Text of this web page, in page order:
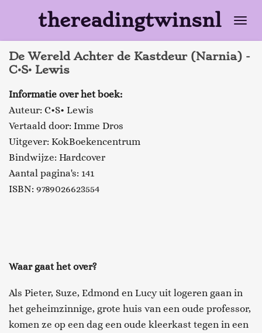
naar
de
hoofdinhoud
thereadingtwinsnl
De Wereld Achter de Kastdeur (Narnia) -
C•S• Lewis
Informatie over het boek:
Auteur: C•S• Lewis
Vertaald door: Imme Dros
Uitgever: KokBoekencentrum
Bindwijze: Hardcover
Aantal pagina's: 141
ISBN: 9789026623554
Waar gaat het over?
Als Pieter, Suze, Edmond en Lucy uit logeren gaan in
het geheimzinnige, grote huis van een oude professor,
komen ze op een dag een oude kleerkast tegen in een